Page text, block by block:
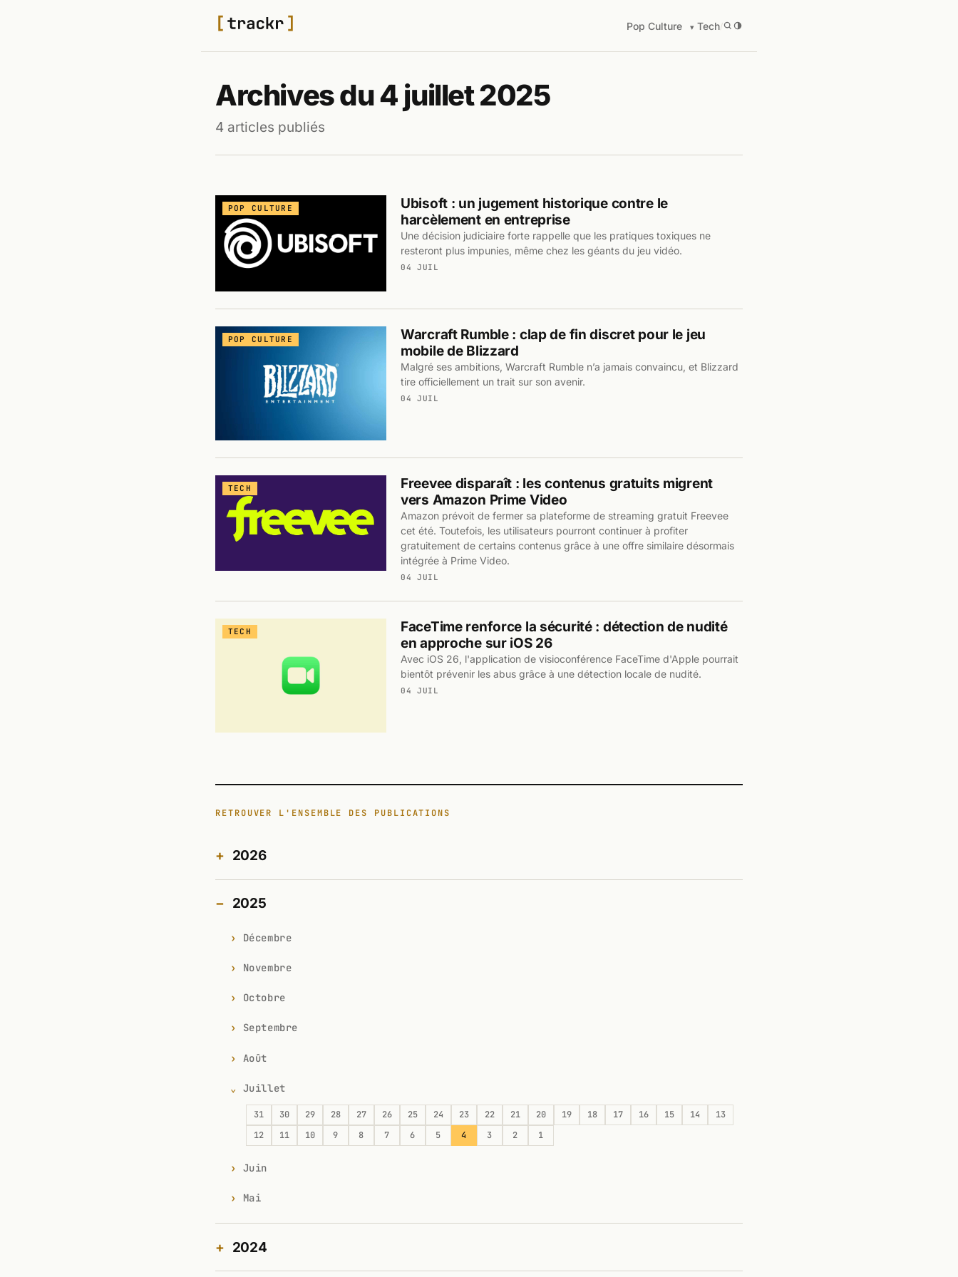
Pop Culture Tech/
Archives du 4 juillet 2025
4 articles publiés
POP CULTURE
Ubisoft : un jugement historique contre le
harcèlement en entreprise
Une décision judiciaire forte rappelle que les pratiques toxiques ne
resteront plus impunies, même chez les géants du jeu vidéo.
04 JUIL
POP CULTURE
Warcraft Rumble : clap de fin discret pour le jeu
mobile de Blizzard
Malgré ses ambitions, Warcraft Rumble n’a jamais convaincu, et Blizzard
tire officiellement un trait sur son avenir.
04 JUIL
TECH
Freevee disparaît : les contenus gratuits migrent
vers Amazon Prime Video
Amazon prévoit de fermer sa plateforme de streaming gratuit Freevee
cet été. Toutefois, les utilisateurs pourront continuer à profiter
gratuitement de certains contenus grâce à une offre similaire désormais
intégrée à Prime Video.
04 JUIL
TECH
FaceTime renforce la sécurité : détection de nudité
en approche sur iOS 26
Avec iOS 26, l'application de visioconférence FaceTime d'Apple pourrait
bientôt prévenir les abus grâce à une détection locale de nudité.
04 JUIL
RETROUVER L'ENSEMBLE DES PUBLICATIONS
2026
2025
Décembre
Novembre
Octobre
Septembre
Août
Juillet
31 30 29 28 27 26 25 24 23 22 21 20 19 18 17 16 15 14
13
12
11 10 9 8 7 6 5 4 3 2 1
Juin
Mai
2024